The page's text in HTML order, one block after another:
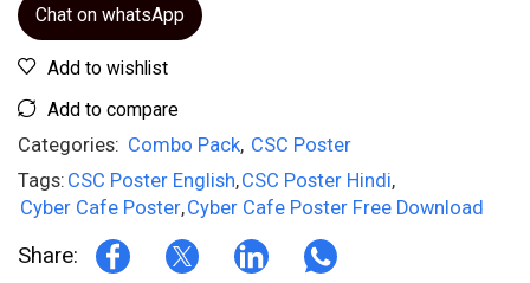
Chat on whatsApp
Add to wishlist
Add to compare
Categories: Combo Pack, CSC Poster
Tags: CSC Poster English,CSC Poster Hindi,
Cyber Cafe Poster,Cyber Cafe Poster Free Download
Share: